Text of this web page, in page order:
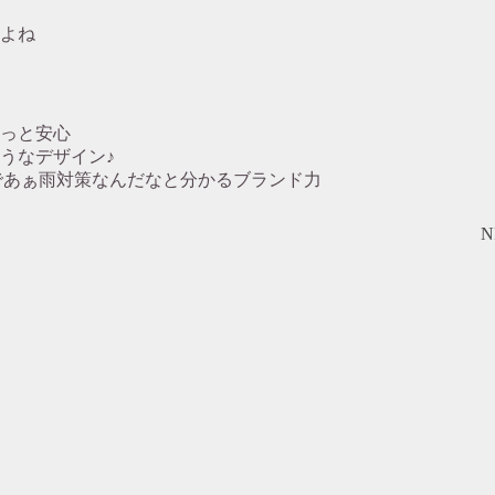
ね
と安心
なデザイン♪
ぁ雨対策なんだなと分かるブランド力